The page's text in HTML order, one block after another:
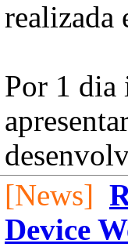
realizada
Por 1 dia
[News]
Device